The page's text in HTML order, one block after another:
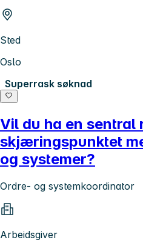
Sted
Oslo
Superrask søknad
Vil du ha en sentral
skjæringspunktet
og systemer?
Ordre- og systemkoordinator
Arbeidsgiver